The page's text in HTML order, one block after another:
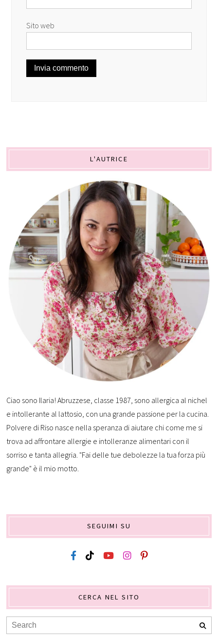
Sito web
L'AUTRICE
Ciao sono Ilaria! Abruzzese, classe 1987, sono allergica al nichel
e intollerante al lattosio, con una grande passione per la cucina.
Polvere di Riso nasce nella speranza di aiutare chi come me si
trova ad affrontare allergie e intolleranze alimentari con il
sorriso e tanta allegria. "Fai delle tue debolezze la tua forza più
grande" è il mio motto.
SEGUIMI SU
CERCA NEL SITO